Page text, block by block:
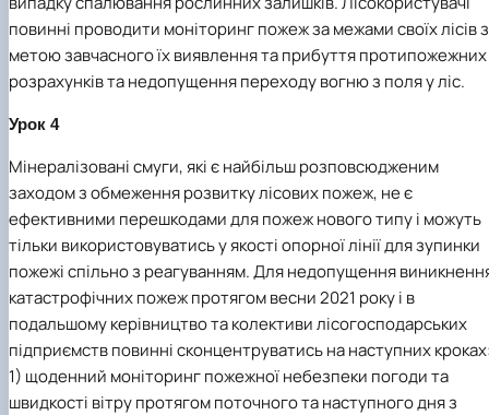
повинні проводити моніторинг пожеж за межами своїх лісів з
метою завчасного їх виявлення та прибуття протипожежних
розрахунків та недопущення переходу вогню з поля у ліс.
Урок 4
Мінералізовані смуги, які є найбільш розповсюдженим
заходом з обмеження розвитку лісових пожеж, не є
ефективними перешкодами для пожеж нового типу і можуть
тільки використовуватись у якості опорної лінії для зупинки
пожежі спільно з реагуванням. Для недопущення
катастрофічних пожеж протягом весни 2021 року і в
подальшому керівництво та колективи лісогосподарських
підприємств повинні сконцентруватись на наступних
1) щоденний моніторинг пожежної небезпеки погоди та
швидкості вітру протягом поточного та наступного дня з